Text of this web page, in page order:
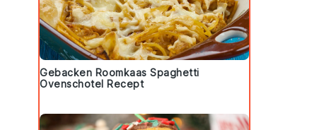
Gebacken Roomkaas Spaghetti
Ovenschotel Recept